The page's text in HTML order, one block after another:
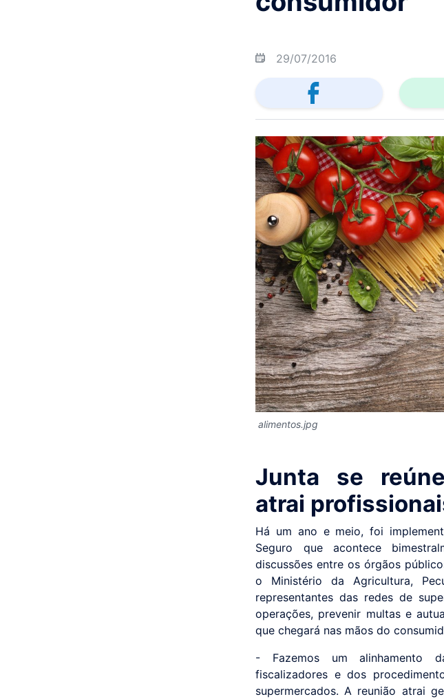
29/07/2016
alimentos.jpg
Junta se
atrai
Há um ano e meio, foi
Seguro que acontece
discussões entre os órgãos
o Ministério da Agricultura,
representantes das redes de
operações, prevenir multas e
que chegará nas mãos do
- Fazemos um alinhamento
fiscalizadores e dos
supermercados. A reunião atrai